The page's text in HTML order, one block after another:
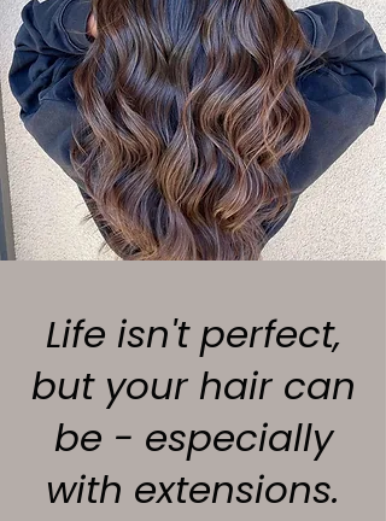
Life isn't perfect,
but your hair can
be - especially
with extensions.